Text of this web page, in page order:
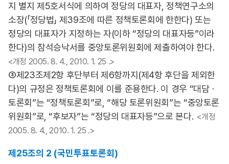
지 별지 제5호서식에 의하여 정당의 대표자, 정책연구소의
소장(「정당법」 제39조에 따른 정책토론회에 한한다) 또는
정당의 대표자가 지정하는 자(이하 “정당의 대표자등”이라
한다)의 참석승낙서를 중앙토론위원회에 제출하여야 한다.
<개정 2005. 8. 4., 2010. 1. 25 .>
③제23조제2항 후단부터 제6항까지(제4항 후단을 제외한
다)의 규정은 정책토론회에 이를 준용한다. 이 경우 “대담ㆍ
토론회”는 “정책토론회”로, “해당 토론위원회”는 “중앙토론
위원회”로, “후보자”는 “정당의 대표자등”으로 본다. <개정
2005. 8. 4., 2010. 1. 25 .>
제25조의 2 (국민투표토론회)